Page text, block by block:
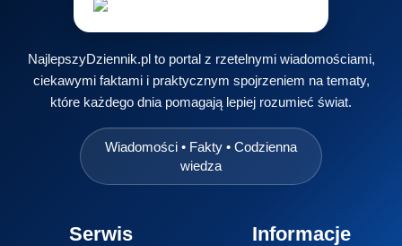
NajlepszyDziennik.pl to portal z rzetelnymi wiadomościami,
ciekawymi faktami i praktycznym spojrzeniem na tematy,
które każdego dnia pomagają lepiej rozumieć świat.
Wiadomości • Fakty • Codzienna
wiedza
Serwis Informacje